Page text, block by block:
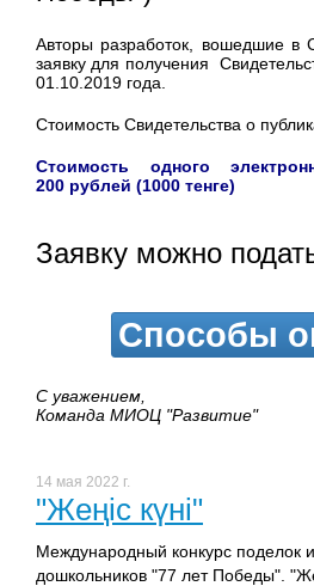
Авторы разработок, вошедшие в
заявку для получения
01.10.2019 года.
Стоимость Свидетельства о
Стоимость одного
200 рублей (1000 тенге)
Заявку можно
Способы
С уважением,
Команда МИОЦ "Развитие"
14 мая 2022 г.
"Жеңіс күні"
Международный конкурс поделок
дошкольников "77 лет Победы".